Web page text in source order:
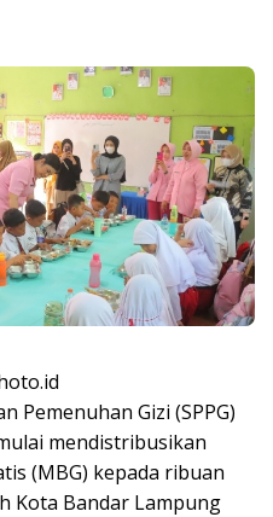
Pemenuhan Gizi (SPPG)
mendistribusikan
(MBG) kepada ribuan
Kota Bandar Lampung